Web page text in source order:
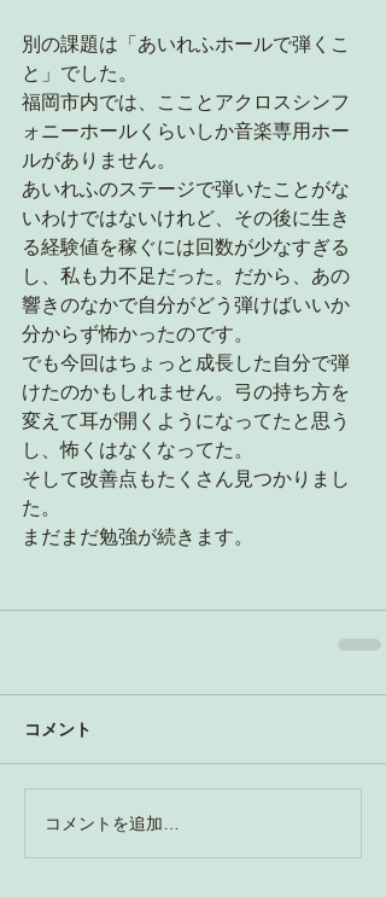
別の課題は「あいれふホールで弾くこ
と」でした。
福岡市内では、こことアクロスシンフ
ォニーホールくらいしか音楽専用ホー
ルがありません。
あいれふのステージで弾いたことがな
いわけではないけれど、その後に生き
る経験値を稼ぐには回数が少なすぎる
し、私も力不足だった。だから、あの
響きのなかで自分がどう弾けばいいか
分からず怖かったのです。
でも今回はちょっと成長した自分で弾
けたのかもしれません。弓の持ち方を
変えて耳が開くようになってたと思う
し、怖くはなくなってた。
そして改善点もたくさん見つかりまし
た。
まだまだ勉強が続きます。
コメント
コメントを追加…